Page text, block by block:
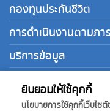
ยินยอมให้ใช้คุกกี้
นโยบายการใช้คุกกี้เว็บไ
กองทุนประกันชีวิต
การดำเนินงานตามภา
บริการข้อมูล